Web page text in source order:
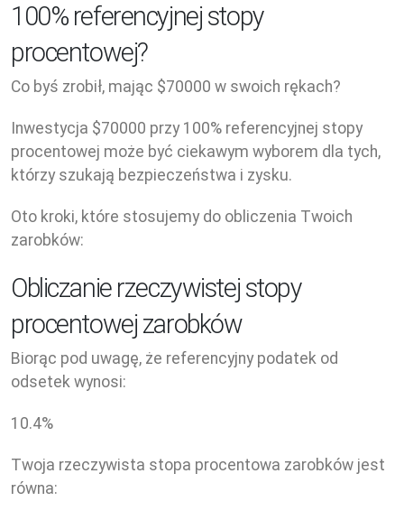
100% referencyjnej stopy
procentowej?
Co byś zrobił, mając $70000 w swoich rękach?
Inwestycja $70000 przy 100% referencyjnej stopy
procentowej może być ciekawym wyborem dla tych,
którzy szukają bezpieczeństwa i zysku.
Oto kroki, które stosujemy do obliczenia Twoich
zarobków:
Obliczanie rzeczywistej stopy
procentowej zarobków
Biorąc pod uwagę, że referencyjny podatek od
odsetek wynosi:
10.4%
Twoja rzeczywista stopa procentowa zarobków jest
równa: